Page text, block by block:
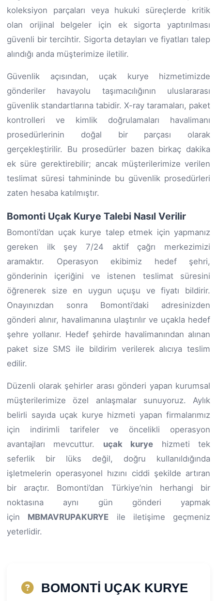
koleksiyon parçaları veya hukuki süreçlerde kritik
olan orijinal belgeler için ek sigorta yaptırılması
güvenli bir tercihtir. Sigorta detayları ve fiyatları talep
alındığı anda müşterimize iletilir.
Güvenlik açısından, uçak kurye hizmetimizde
gönderiler havayolu taşımacılığının uluslararası
güvenlik standartlarına tabidir. X-ray taramaları, paket
kontrolleri ve kimlik doğrulamaları havalimanı
prosedürlerinin doğal bir parçası olarak
gerçekleştirilir. Bu prosedürler bazen birkaç dakika
ek süre gerektirebilir; ancak müşterilerimize verilen
teslimat süresi tahmininde bu güvenlik prosedürleri
zaten hesaba katılmıştır.
Bomonti Uçak Kurye Talebi Nasıl Verilir
Bomonti’dan uçak kurye talep etmek için yapmanız
gereken ilk şey 7/24 aktif çağrı merkezimizi
aramaktır. Operasyon ekibimiz hedef şehri,
gönderinin içeriğini ve istenen teslimat süresini
öğrenerek size en uygun uçuşu ve fiyatı bildirir.
Onayınızdan sonra Bomonti’daki adresinizden
gönderi alınır, havalimanına ulaştırılır ve uçakla hedef
şehre yollanır. Hedef şehirde havalimanından alınan
paket size SMS ile bildirim verilerek alıcıya teslim
edilir.
Düzenli olarak şehirler arası gönderi yapan kurumsal
müşterilerimize özel anlaşmalar sunuyoruz. Aylık
belirli sayıda uçak kurye hizmeti yapan firmalarımız
için indirimli tarifeler ve öncelikli operasyon
avantajları mevcuttur. uçak kurye hizmeti tek
seferlik bir lüks değil, doğru kullanıldığında
işletmelerin operasyonel hızını ciddi şekilde artıran
bir araçtır. Bomonti’dan Türkiye’nin herhangi bir
noktasına aynı gün gönderi yapmak
için MBMAVRUPAKURYE ile iletişime geçmeniz
yeterlidir.
BOMONTİ UÇAK KURYE